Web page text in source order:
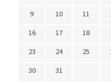
9
10 11
16
17 18
23
24 25
30
31